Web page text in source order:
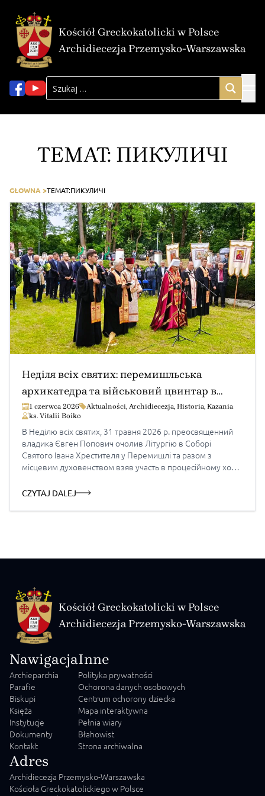
Kościół Greckokatolicki w Polsce
Archidiecezja Przemysko-Warszawska
TEMAT: ПИКУЛИЧІ
GŁOWNA >TEMAT:ПИКУЛИЧІ
Неділя всіх святих: перемишльська
архикатедра та військовий цвинтар в
Пикуличах (проповідь архиєп. Євгена)
1 czerwca 2026 Aktualności, Archidiecezja, Historia, Kazania
ks. Vitalii Boiko
В Неділю всіх святих, 31 травня 2026 р. преосвященний
владика Євген Попович очолив Літургію в Соборі
Святого Івана Хрестителя у Перемишлі та разом з
місцевим духовенством взяв участь в процесійному ході
Проповідь на Неділю Всіх Святих «Будьте досконалі, як
CZYTAJ DALEJ
Kościół Greckokatolicki w Polsce
Archidiecezja Przemysko-Warszawska
Nawigacja
Archieparchia
Parafie
Biskupi
Księża
Instytucje
Dokumenty
Kontakt
Inne
Polityka prywatności
Ochorona danych osobowych
Centrum ochorony dziecka
Mapa interaktywna
Pełnia wiary
Błahowist
Strona archiwalna
Adres
Archidiecezja Przemysko-Warszawska
Kościoła Greckokatolickiego w Polsce